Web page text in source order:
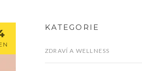
KATEGORIE
ZDRAVÍ A WELLNESS